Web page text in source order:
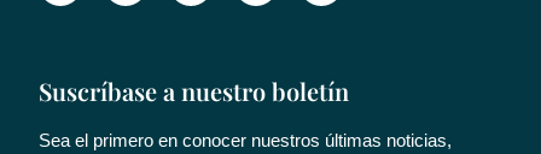
Suscríbase a nuestro boletín
Sea el primero en conocer nuestros últimas noticias,